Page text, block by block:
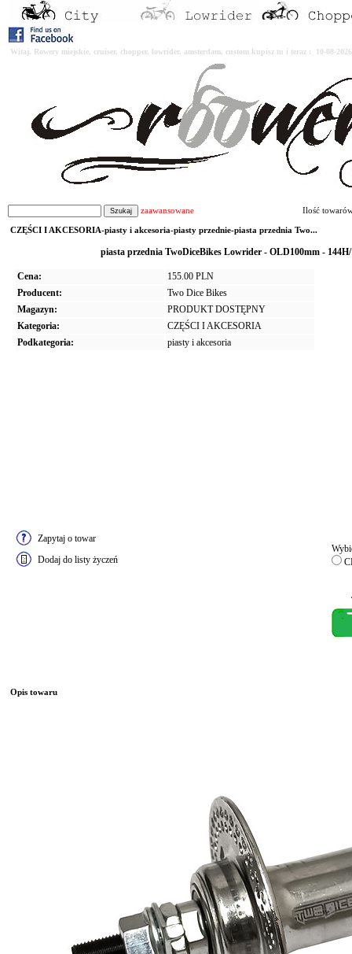
Witaj. Rowery miejskie, cruiser, chopper, lowrider, amsterdam, custom kupisz tu i teraz : 10-08-
zaawansowane Ilość
CZĘŚCI I AKCESORIA-piasty i akcesoria-piasty przednie-piasta przednia Two...
piasta przednia TwoDiceBikes Lowrider - OLD100mm -
Cena:
155.00 PLN
Producent:
Two Dice Bikes
Magazyn:
PRODUKT DOSTĘPNY
Kategoria:
CZĘŚCI I AKCESORIA
Podkategoria:
piasty i akcesoria
Zapytaj o towar
Dodaj do listy życzeń
Opis towaru